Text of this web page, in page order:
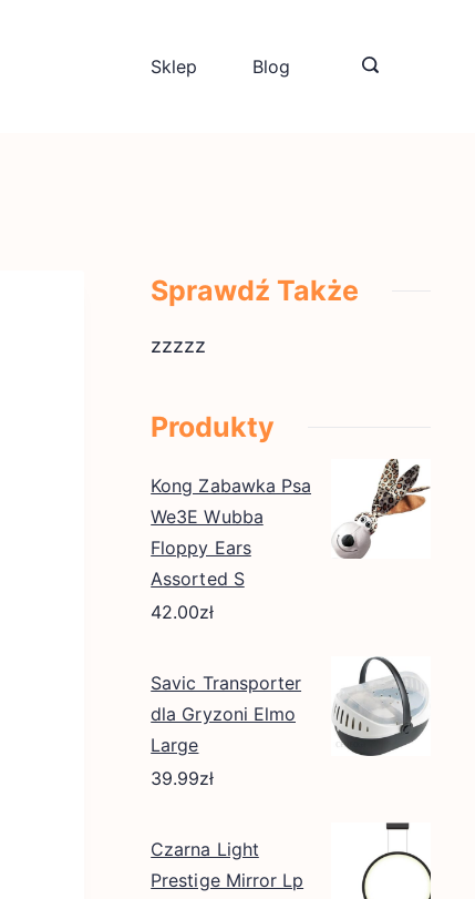
Sklep Blog
Sprawdź Także
zzzzz
Produkty
Kong Zabawka Psa
We3E Wubba
Floppy Ears
Assorted S
42.00zł
Savic Transporter
dla Gryzoni Elmo
Large
39.99zł
Czarna Light
Prestige Mirror Lp